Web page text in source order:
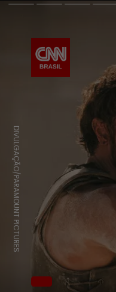
DIVULGAÇÃO/PARAMOUNT PICTURES